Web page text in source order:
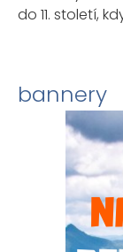
do 11. století,
bannery